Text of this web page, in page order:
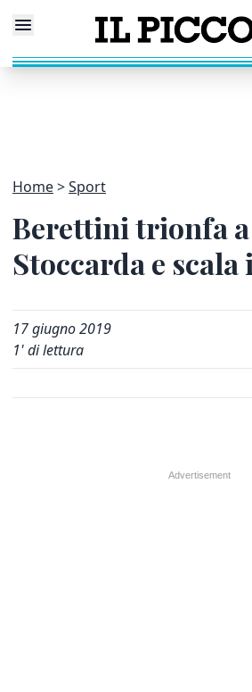
Home Sport
Berettini trionfa a
Stoccarda e
17 giugno 2019
1' di lettura